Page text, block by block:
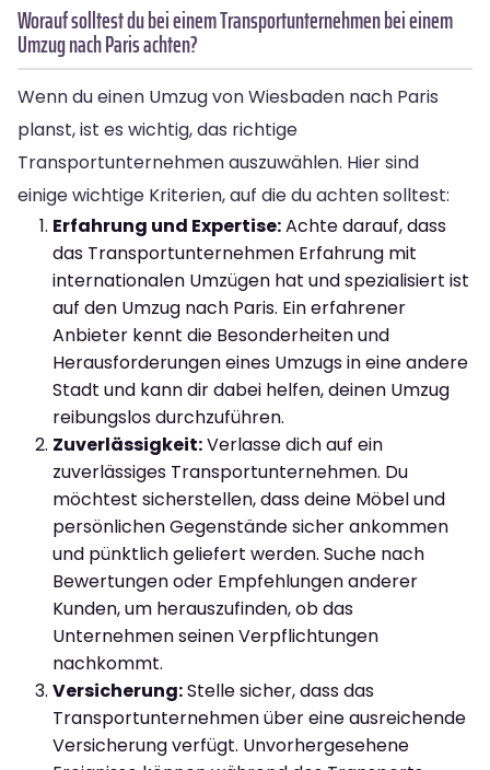
Worauf solltest du bei einem Transportunternehmen bei einem
Umzug nach Paris achten?
Wenn du einen Umzug von Wiesbaden nach Paris
planst, ist es wichtig, das richtige
Transportunternehmen auszuwählen. Hier sind
einige wichtige Kriterien, auf die du achten solltest:
Erfahrung und Expertise:Achte darauf, dass
das Transportunternehmen Erfahrung mit
internationalen Umzügen hat und spezialisiert ist
auf den Umzug nach Paris. Ein erfahrener
Anbieter kennt die Besonderheiten und
Herausforderungen eines Umzugs in eine andere
Stadt und kann dir dabei helfen, deinen Umzug
reibungslos durchzuführen.
Zuverlässigkeit:Verlasse dich auf ein
zuverlässiges Transportunternehmen. Du
möchtest sicherstellen, dass deine Möbel und
persönlichen Gegenstände sicher ankommen
und pünktlich geliefert werden. Suche nach
Bewertungen oder Empfehlungen anderer
Kunden, um herauszufinden, ob das
Unternehmen seinen Verpflichtungen
nachkommt.
Versicherung:Stelle sicher, dass das
Transportunternehmen über eine ausreichende
Versicherung verfügt. Unvorhergesehene